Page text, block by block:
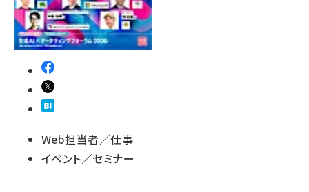
Web担当者／仕事
イベント／セミナー